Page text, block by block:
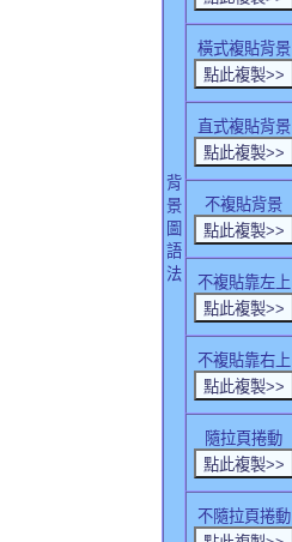
背
景
圖
語
法
橫式複貼背景
直式複貼背景
不複貼背景
不複貼靠左上
不複貼靠右上
隨拉頁捲動
不隨拉頁捲動